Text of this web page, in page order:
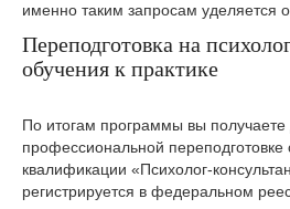
именно таким запросам уделяется
Переподготовка на
обучения к практике
По итогам программы вы
профессиональной переподготовке
квалификации «Психолог-
регистрируется в федеральном